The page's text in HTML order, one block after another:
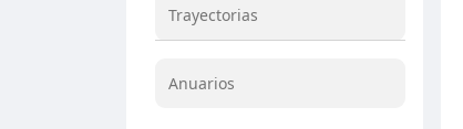
Trayectorias
Anuarios